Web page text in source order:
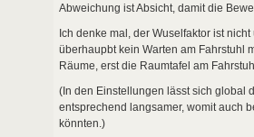
Abweichung ist Absicht, damit die
Ich denke mal, der Wuselfaktor ist
überhaupbt kein Warten am Fahrstuhl
Räume, erst die Raumtafel am
(In den Einstellungen lässt sich global
entsprechend langsamer, womit auch
könnten.)